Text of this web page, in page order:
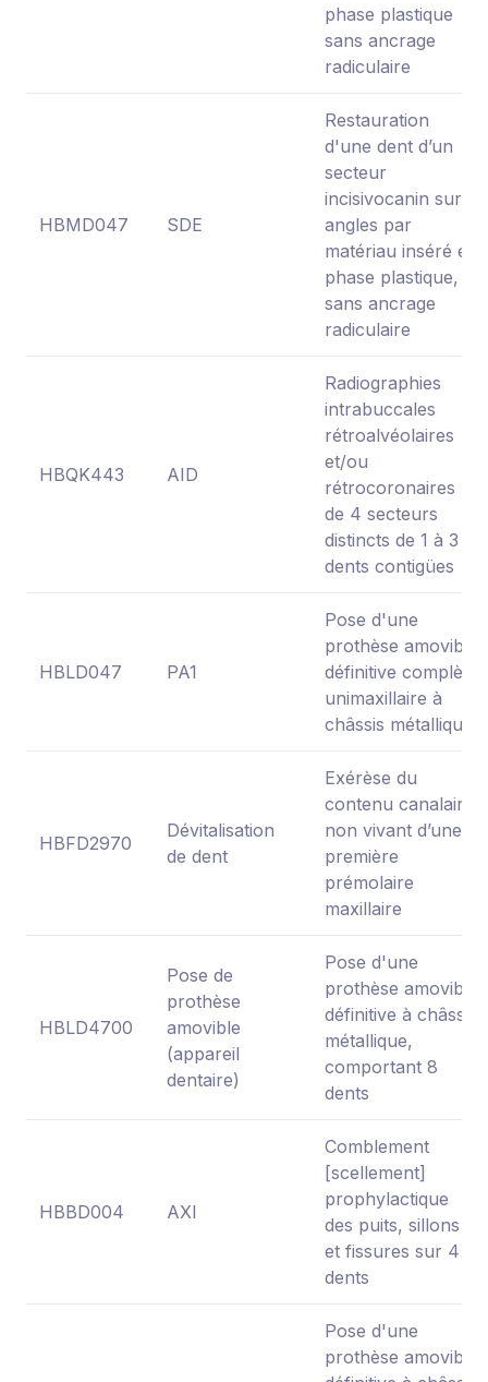
phase plastique
sans ancrage
radiculaire
HBMD047 SDE
Restauration
d'une dent d’un
secteur
incisivocanin sur 2
angles par
matériau inséré en
phase plastique,
sans ancrage
radiculaire
HBQK443 AID
Radiographies
intrabuccales
rétroalvéolaires
et/ou
rétrocoronaires
de 4 secteurs
distincts de 1 à 3
dents contigües
HBLD047 PA1
Pose d'une
prothèse amovible
définitive complète
unimaxillaire à
châssis métallique
HBFD2970
Dévitalisation
de dent
Exérèse du
contenu canalaire
non vivant d’une
première
prémolaire
maxillaire
HBLD4700
Pose de
prothèse
amovible
(appareil
dentaire)
Pose d'une
prothèse amovible
définitive à châssis
métallique,
comportant 8
dents
HBBD004 AXI
Comblement
[scellement]
prophylactique
des puits, sillons
et fissures sur 4
dents
Pose d'une
prothèse amovible